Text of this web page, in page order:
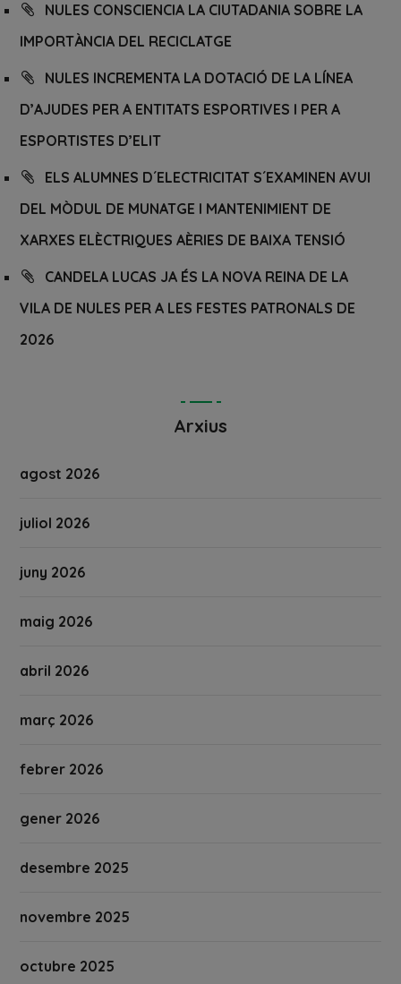
NULES CONSCIENCIA LA CIUTADANIA SOBRE LA
IMPORTÀNCIA DEL RECICLATGE
NULES INCREMENTA LA DOTACIÓ DE LA LÍNEA
D’AJUDES PER A ENTITATS ESPORTIVES I PER A
ESPORTISTES D’ELIT
ELS ALUMNES D´ELECTRICITAT S´EXAMINEN AVUI
DEL MÒDUL DE MUNATGE I MANTENIMIENT DE
XARXES ELÈCTRIQUES AÈRIES DE BAIXA TENSIÓ
CANDELA LUCAS JA ÉS LA NOVA REINA DE LA
VILA DE NULES PER A LES FESTES PATRONALS DE
2026
Arxius
agost 2026
juliol 2026
juny 2026
maig 2026
abril 2026
març 2026
febrer 2026
gener 2026
desembre 2025
novembre 2025
octubre 2025